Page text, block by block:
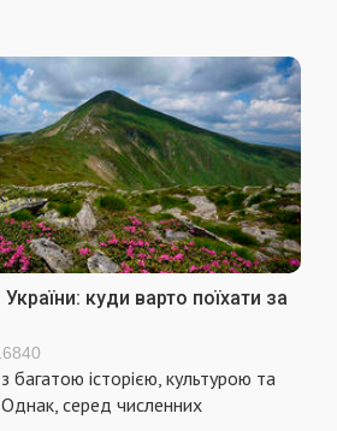
України: куди варто поїхати за
багатою історією, культурою та
серед численних